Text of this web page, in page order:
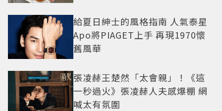
給夏日紳士的風格指南 人氣泰星
Apo將PIAGET上手 再現1970懷
舊風華
張凌赫王楚然「太會親」！《這
一秒過火》張凌赫人夫感爆棚 網
喊太有氛圍